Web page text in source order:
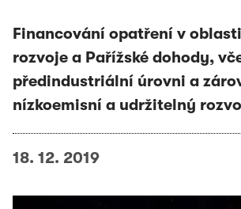
Financování opatření v
rozvoje a Pařížské dohody,
předindustriální úrovni a
nízkoemisní a udržitelný
18. 12. 2019